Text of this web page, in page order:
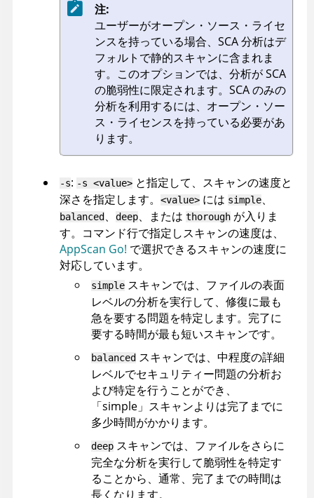
注:
ユーザーがオープン・ソース・ライセ
ンスを持っている場合、SCA 分析はデ
フォルトで静的スキャンに含まれま
す。このオプションでは、分析が SCA
の脆弱性に限定されます。SCA のみの
分析を利用するには、オープン・ソー
ス・ライセンスを持っている必要があ
ります。
-s: -s <value> と指定して、スキャンの速度と
深さを指定します。
<value> には simple、
balanced、 deep、または thorough が入りま
す。コマンド行で指定しスキャンの速度は、
AppScan Go! で選択できるスキャンの速度に
対応しています。
simple スキャンでは、ファイルの表面
レベルの分析を実行して、修復に最も
急を要する問題を特定します。完了に
要する時間が最も短いスキャンです。
balanced スキャンでは、中程度の詳細
レベルでセキュリティー問題の分析お
よび特定を行うことができ、
「simple」スキャンよりは完了までに
多少時間がかかります。
deep スキャンでは、ファイルをさらに
完全な分析を実行して脆弱性を特定す
ることから、通常、完了までの時間は
長くなります。